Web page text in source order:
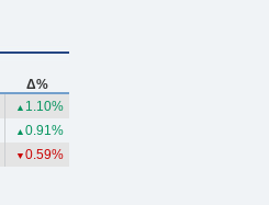
Δ%
▲ 1.10%
▲ 0.91%
▼ 0.59%